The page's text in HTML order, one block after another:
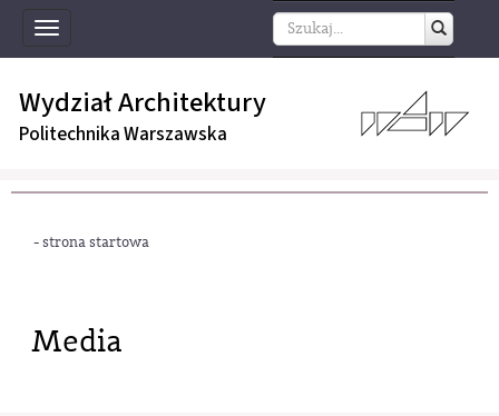
Toggle
navigation
Wydział Architektury
Politechnika Warszawska
- strona startowa
Media